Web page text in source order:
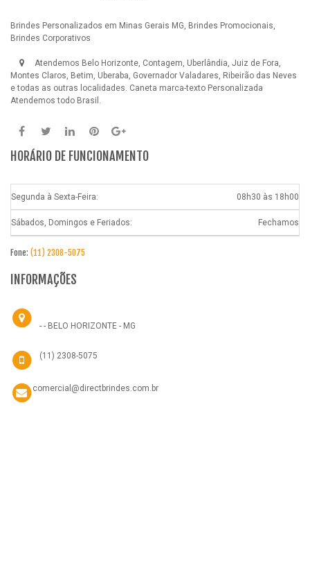
Brindes Personalizados em Minas Gerais MG, Brindes Promocionais,
Brindes Corporativos
Atendemos Belo Horizonte, Contagem, Uberlândia, Juiz de Fora,
Montes Claros, Betim, Uberaba, Governador Valadares, Ribeirão das Neves
e todas as outras localidades. Caneta marca-texto Personalizada
Atendemos todo Brasil.
HORÁRIO DE FUNCIONAMENTO
Segunda à Sexta-Feira: 08h30 às 18h00
Sábados, Domingos e Feriados: Fechamos
Fone: (11) 2308-5075
INFORMAÇÕES
- - BELO HORIZONTE - MG
(11) 2308-5075
comercial@directbrindes.com.br